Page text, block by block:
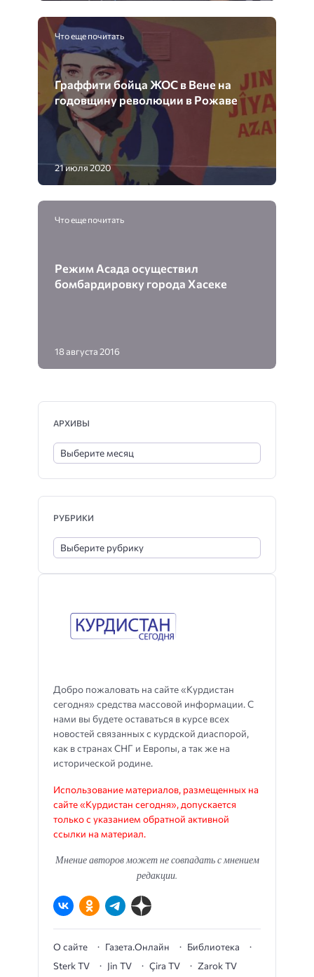
Что еще почитать
Граффити бойца ЖОС в Вене на
годовщину революции в Рожаве
21 июля 2020
Что еще почитать
Режим Асада осуществил
бомбардировку города Хасеке
18 августа 2016
Добро пожаловать на сайте «Курдистан
сегодня» средства массовой информации. С
нами вы будете оставаться в курсе всех
новостей связанных с курдской диаспорой,
как в странах СНГ и Европы, а так же на
исторической родине.
Использование материалов, размещенных на
сайте «Курдистан сегодня», допускается
только с указанием обратной активной
ссылки на материал.
Мнение авторов может не совпадать с мнением
редакции.
О сайте Газета.Онлайн
Библиотека
Sterk TV
Jin TV Çira TV Zarok TV
АРХИВЫ
РУБРИКИ